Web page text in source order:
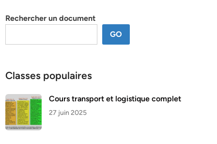
Rechercher un document
GO
Classes populaires
Cours transport et logistique complet
27 juin 2025